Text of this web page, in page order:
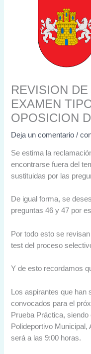
REVISION
EXAMEN
OPOSICION
Deja un comentario /
Se estima la
encontrarse fuera del
sustituidas por las
De igual forma, se
preguntas 46 y 47 por
Por todo esto se
test del proceso
Y de esto recordamos
Los aspirantes que han
convocados para el
Prueba Práctica,
Polideportivo Municipal,
será a las 9:00 horas.